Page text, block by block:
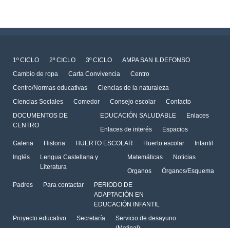
1º CICLO 2º CICLO 3º CICLO
AMPA SAN ILDEFONSO
Cambio de ropa
Carta Convivencia
Centro
Centro/Normas educativas
Ciencias de la naturaleza
Ciencias Sociales
Comedor Consejo escolar
Contacto
DOCUMENTOS DE
CENTRO
EDUCACIÓN SALUDABLE
Enlaces
Enlaces de interés
Espacios
Galeria
Historia HUERTO ESCOLAR Huerto escolar
Infantil
Inglés
Lengua Castellana y
Literatura
Matemáticas
Noticias
Organos
Órganos/Esquema
Padres
Para contactar
PERIODO DE
ADAPTACIÓN EN
EDUCACIÓN INFANTIL
Proyecto educativo
Secretaría
Servicio de desayuno